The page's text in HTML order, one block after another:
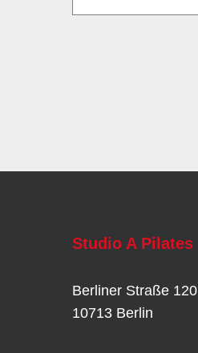
Studio A Pilates
Berliner Straße 120
10713 Berlin